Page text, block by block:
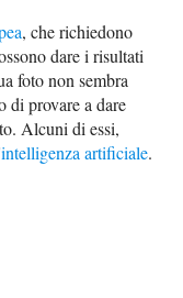
, che richiedono
dare i risultati
foto non sembra
di provare a dare
Alcuni di essi,
intelligenza artificiale.